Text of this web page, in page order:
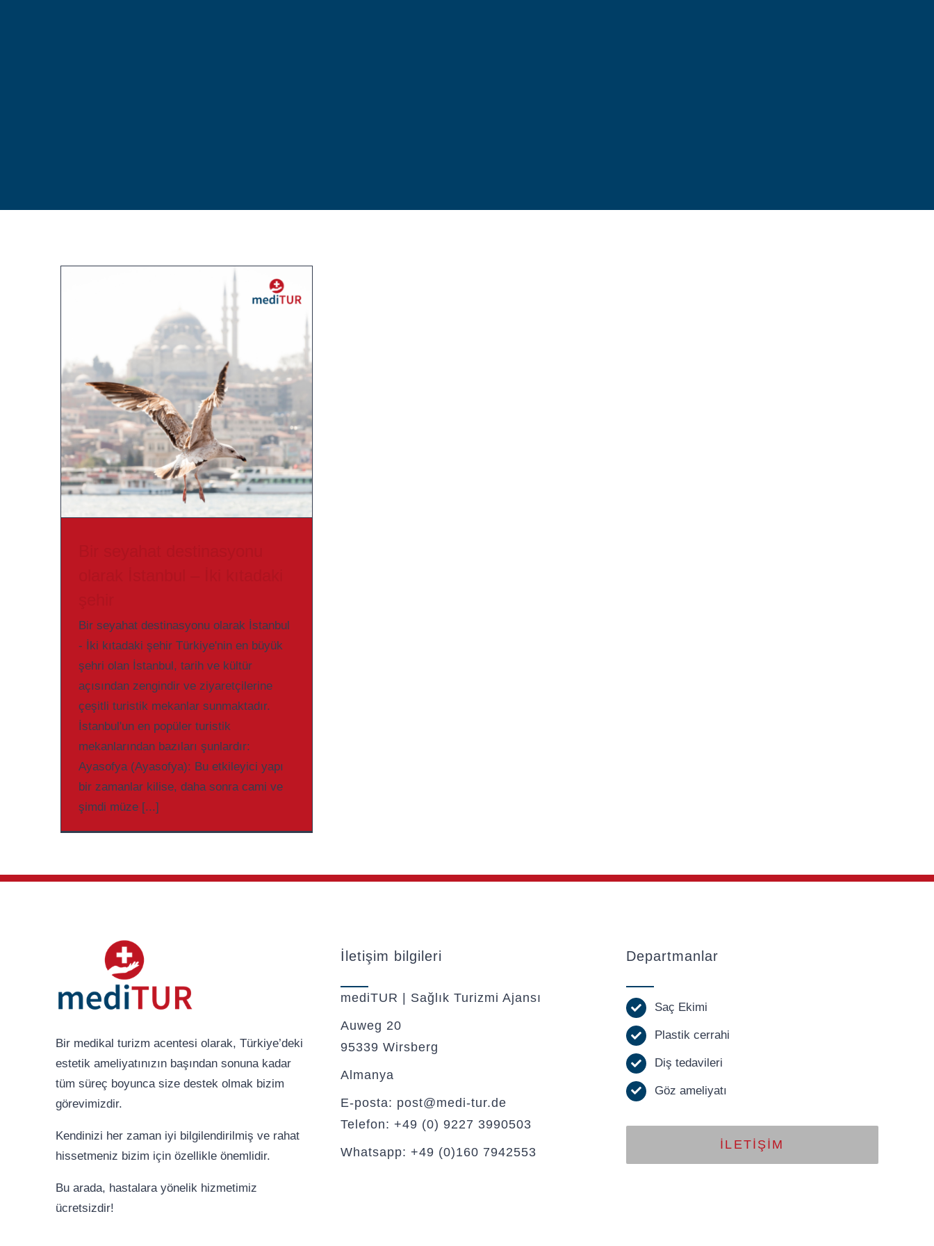
Bir seyahat destinasyonu olarak İstanbul
- İki kıtadaki şehir Türkiye'nin en büyük
şehri olan İstanbul, tarih ve kültür
açısından zengindir ve ziyaretçilerine
çeşitli turistik mekanlar sunmaktadır.
İstanbul'un en popüler turistik
mekanlarından bazıları şunlardır:
Ayasofya (Ayasofya): Bu etkileyici yapı
bir zamanlar kilise, daha sonra cami ve
şimdi müze [...]
Bir medikal turizm acentesi olarak, Türkiye’deki
estetik ameliyatınızın başından sonuna kadar
tüm süreç boyunca size destek olmak bizim
görevimizdir.
Kendinizi her zaman iyi bilgilendirilmiş ve rahat
hissetmeniz bizim için özellikle önemlidir.
Bu arada, hastalara yönelik hizmetimiz
ücretsizdir!
İletişim bilgileri
mediTUR | Sağlık Turizmi Ajansı
Auweg 20
95339 Wirsberg
Almanya
E-posta: post@medi-tur.de
Telefon: +49 (0) 9227 3990503
Whatsapp: +49 (0)160 7942553
Departmanlar
Saç Ekimi
Plastik cerrahi
Diş tedavileri
Göz ameliyatı
İLETIŞIM